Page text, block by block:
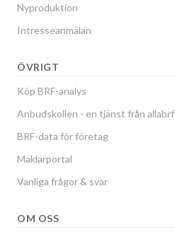
Nyproduktion
Intresseanmälan
ÖVRIGT
Köp BRF-analys
Anbudskollen - en tjänst från allabrf
BRF-data för företag
Mäklarportal
Vanliga frågor & svar
OM OSS